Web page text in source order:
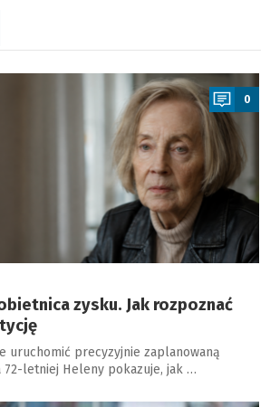
0
zysku. Jak rozpoznać
uruchomić precyzyjnie zaplanowaną
72-letniej Heleny pokazuje, jak …